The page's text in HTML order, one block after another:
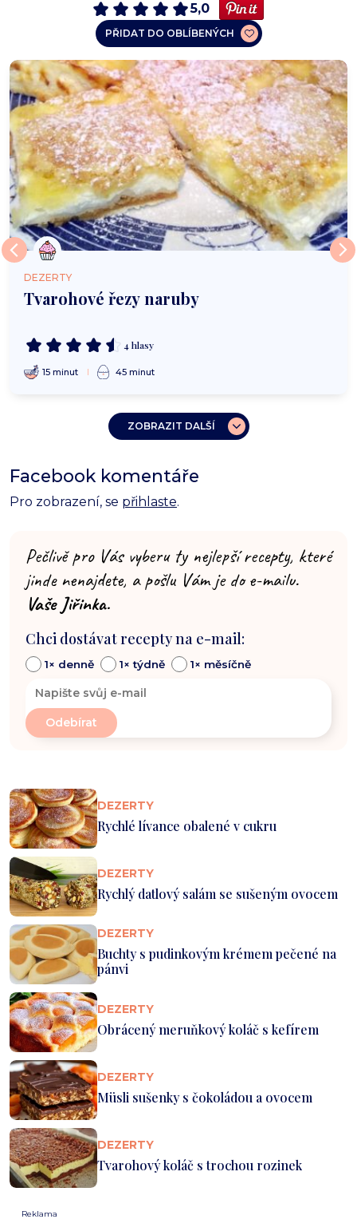
5,0
PŘIDAT DO OBLÍBENÝCH
DEZERTY
Tvarohové řezy naruby
4 hlasy
15 minut 45 minut
ZOBRAZIT DALŠÍ
Facebook komentáře
Pro zobrazení, se přihlaste.
Pečlivě pro Vás vyberu ty nejlepší recepty, které
jinde nenajdete, a pošlu Vám je do e-mailu.
Vaše Jiřinka.
Chci dostávat recepty na e-mail:
1× denně 1× týdně 1× měsíčně
DEZERTY
Rychlé lívance obalené v cukru
DEZERTY
Rychlý datlový salám se sušeným ovocem
DEZERTY
Buchty s pudinkovým krémem pečené na
pánvi
DEZERTY
Obrácený meruňkový koláč s kefírem
DEZERTY
Müsli sušenky s čokoládou a ovocem
DEZERTY
Tvarohový koláč s trochou rozinek
Reklama